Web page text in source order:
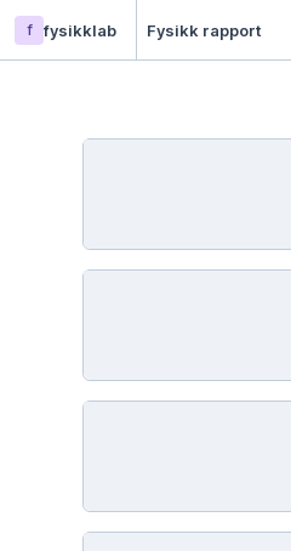
f fysikklab Fysikk rapport